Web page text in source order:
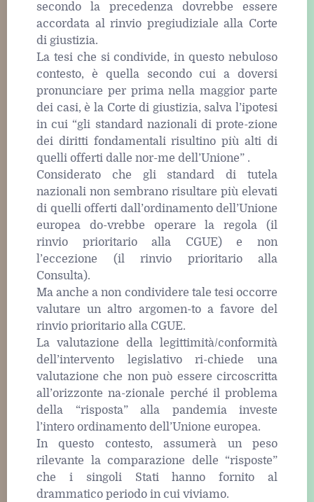
secondo la precedenza dovrebbe essere
accordata al rinvio pregiudiziale alla Corte
di giustizia.
La tesi che si condivide, in questo nebuloso
contesto, è quella secondo cui a doversi
pronunciare per prima nella maggior parte
dei casi, è la Corte di giustizia, salva l’ipotesi
in cui “gli standard nazionali di prote-zione
dei diritti fondamentali risultino più alti di
quelli offerti dalle nor-me dell’Unione” .
Considerato che gli standard di tutela
nazionali non sembrano risultare più elevati
di quelli offerti dall’ordinamento dell’Unione
europea do-vrebbe operare la regola (il
rinvio prioritario alla CGUE) e non
l’eccezione (il rinvio prioritario alla
Consulta).
Ma anche a non condividere tale tesi occorre
valutare un altro argomen-to a favore del
rinvio prioritario alla CGUE.
La valutazione della legittimità/conformità
dell’intervento legislativo ri-chiede una
valutazione che non può essere circoscritta
all’orizzonte na-zionale perché il problema
della “risposta” alla pandemia investe
l’intero ordinamento dell’Unione europea.
In questo contesto, assumerà un peso
rilevante la comparazione delle “risposte”
che i singoli Stati hanno fornito al
drammatico periodo in cui viviamo.